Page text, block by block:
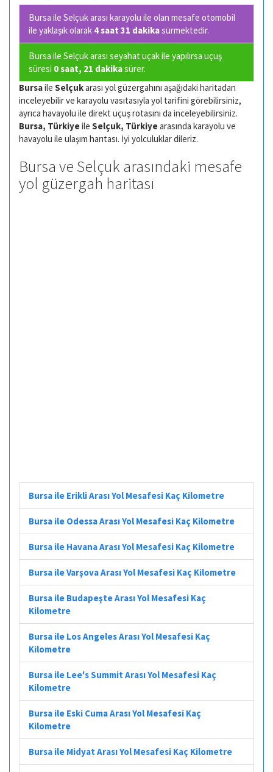
Bursa ile Selçuk arası karayolu ile olan mesafe otomobil
ile yaklaşık olarak 4 saat 31 dakikasürmektedir.
Bursa ile Selçuk arası seyahat uçak ile yapılırsa uçuş
süresi 0 saat, 21 dakikasürer.
Bursaile Selçukarası yol güzergahını aşağıdaki haritadan
inceleyebilir ve karayolu vasıtasıyla yol tarifini görebilirsiniz,
ayrıca havayolu ile direkt uçuş rotasını da inceleyebilirsiniz.
Bursa, Türkiyeile Selçuk, Türkiyearasında karayolu ve
havayolu ile ulaşım harıtası. İyi yolculuklar dileriz.
Bursa ve Selçuk arasındaki mesafe
yol güzergah haritası
Bursa ile Erikli Arası Yol Mesafesi Kaç Kilometre
Bursa ile Odessa Arası Yol Mesafesi Kaç Kilometre
Bursa ile Havana Arası Yol Mesafesi Kaç Kilometre
Bursa ile Varşova Arası Yol Mesafesi Kaç Kilometre
Bursa ile Budapeşte Arası Yol Mesafesi Kaç
Kilometre
Bursa ile Los Angeles Arası Yol Mesafesi Kaç
Kilometre
Bursa ile Lee's Summit Arası Yol Mesafesi Kaç
Kilometre
Bursa ile Eski Cuma Arası Yol Mesafesi Kaç
Kilometre
Bursa ile Midyat Arası Yol Mesafesi Kaç Kilometre